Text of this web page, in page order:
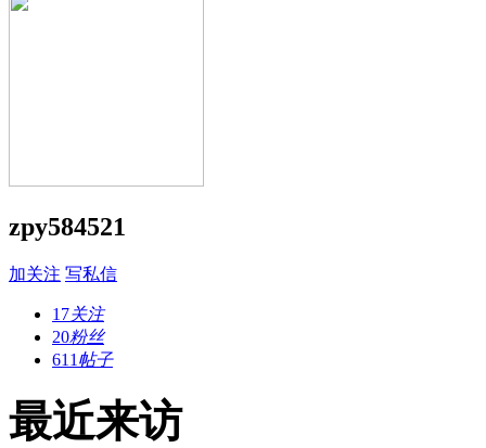
zpy584521
加关注 写私信
17关注
20粉丝
611 帖子
最近来访